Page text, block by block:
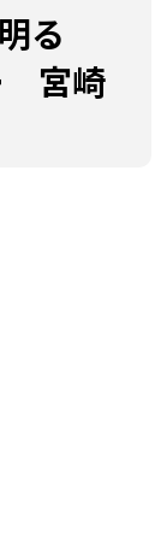
る
宮崎